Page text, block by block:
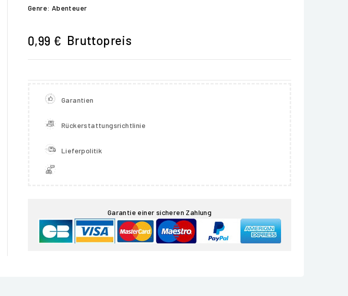
Genre: Abenteuer
0,99 € Bruttopreis
Garantien
Rückerstattungsrichtlinie
Lieferpolitik
Garantie einer sicheren Zahlung